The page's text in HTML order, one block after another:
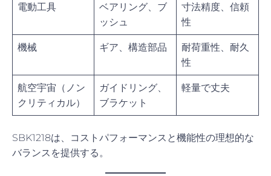
電動工具
ベアリング、ブ
ッシュ
寸法精度、信頼
性
機械 ギア、構造部品
耐荷重性、耐久
性
航空宇宙（ノン
クリティカル）
ガイドリング、
ブラケット
軽量で丈夫
SBK1218は、コストパフォーマンスと機能性の理想的な
バランスを提供する。